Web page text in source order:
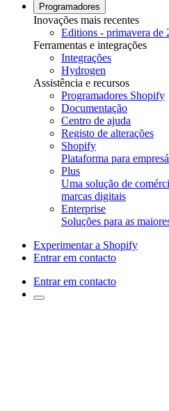
Programadores
Inovações mais recentes
Editions - primavera de
Ferramentas e integrações
Integrações
Hydrogen
Assistência e recursos
Programadores Shopify
Documentação
Centro de ajuda
Registo de alterações
Shopify
Plataforma para
Plus
Uma solução de
marcas digitais
Enterprise
Soluções para as
Experimentar a Shopify
Entrar em contacto
Entrar em contacto